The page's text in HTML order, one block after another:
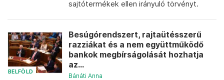
sajtótermékek ellen irányuló törvényt.
BELFÖLD
Besúgórendszert, rajtaütésszerű
razziákat és a nem együttműködő
bankok megbírságolását hozhatja
az...
Bánáti Anna